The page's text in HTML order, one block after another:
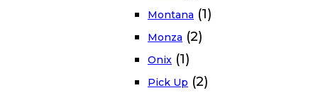
Montana (1)
Monza (2)
Onix (1)
Pick Up (2)